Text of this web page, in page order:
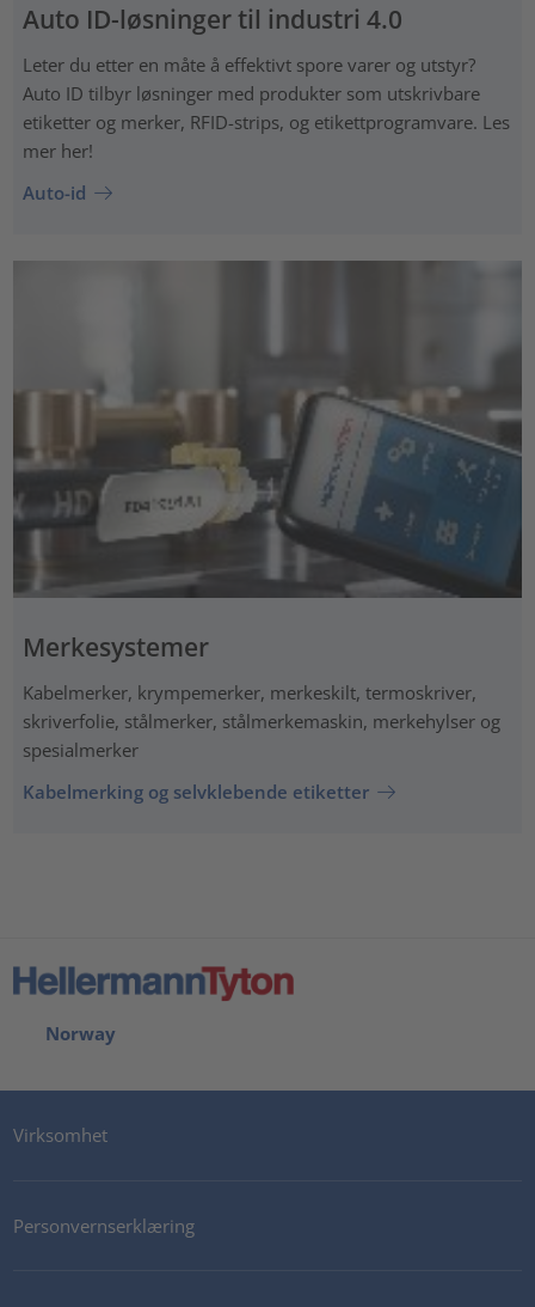
Auto ID-løsninger til industri 4.0
Leter du etter en måte å effektivt spore varer og utstyr?
Auto ID tilbyr løsninger med produkter som utskrivbare
etiketter og merker, RFID-strips, og etikettprogramvare. Les
mer her!
Auto-id
Merkesystemer
Kabelmerker, krympemerker, merkeskilt, termoskriver,
skriverfolie, stålmerker, stålmerkemaskin, merkehylser og
spesialmerker
Kabelmerking og selvklebende etiketter
Norway
Virksomhet
Personvernserklæring